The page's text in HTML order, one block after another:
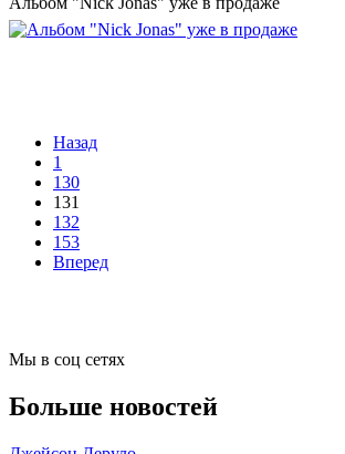
Назад
1
130
131
132
153
Вперед
Мы в соц сетях
Больше новостей